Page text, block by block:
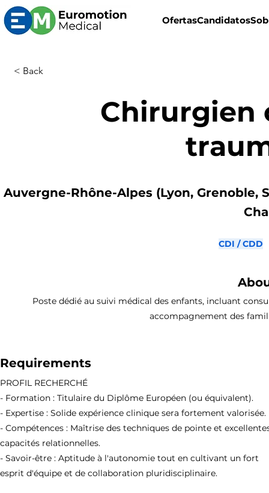
OfertasCandidatos
< Back
Chirurgien
Auvergne-Rhône-Alpes (Lyon, Grenoble,
CDI / CDD
Poste dédié au suivi médical des enfants, incluant
accompagnement des
Requirements
PROFIL RECHERCHÉ
- Formation : Titulaire du Diplôme Européen (ou équivalent).
- Expertise : Solide expérience clinique sera fortement valorisée.
- Compétences : Maîtrise des techniques de pointe et
capacités relationnelles.
- Savoir-être : Aptitude à l'autonomie tout en cultivant un fort
esprit d'équipe et de collaboration pluridisciplinaire.